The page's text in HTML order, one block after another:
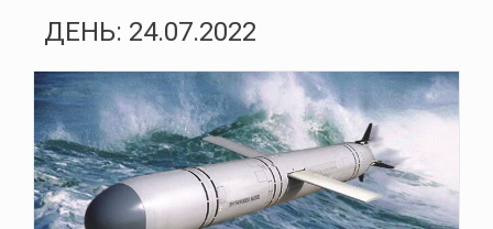
У Чернівцях перекриють вулицю Івана Франка: як курсуватиме транспорт
У Чернівцях через ДТП на вулиці Скальда ускладнений рух транспорту
Українська служба «Голос Америки» відновлює роботу
ДЕНЬ: 24.07.2022